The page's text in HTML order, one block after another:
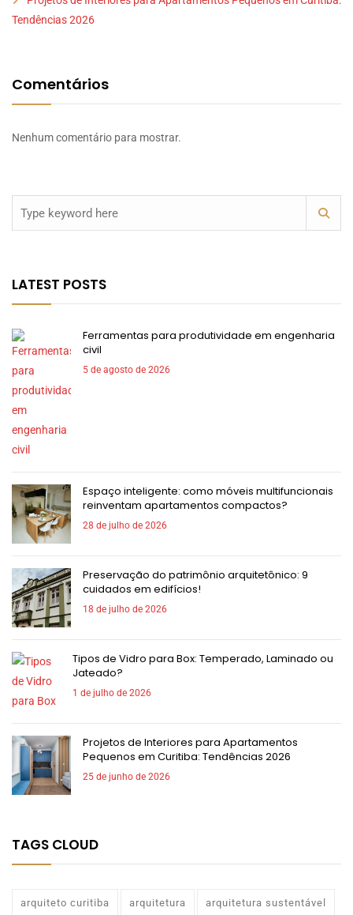
Tendências 2026
Comentários
Nenhum comentário para mostrar.
LATEST POSTS
Ferramentas para produtividade em engenharia
civil
5 de agosto de 2026
Espaço inteligente: como móveis multifuncionais
reinventam apartamentos compactos?
28 de julho de 2026
Preservação do patrimônio arquitetônico: 9
cuidados em edifícios!
18 de julho de 2026
Tipos de Vidro para Box: Temperado, Laminado ou
Jateado?
1 de julho de 2026
Projetos de Interiores para Apartamentos
Pequenos em Curitiba: Tendências 2026
25 de junho de 2026
TAGS CLOUD
arquiteto curitiba arquitetura arquitetura sustentável